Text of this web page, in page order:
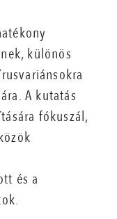
különös
A kutatás
fókuszál,
és a